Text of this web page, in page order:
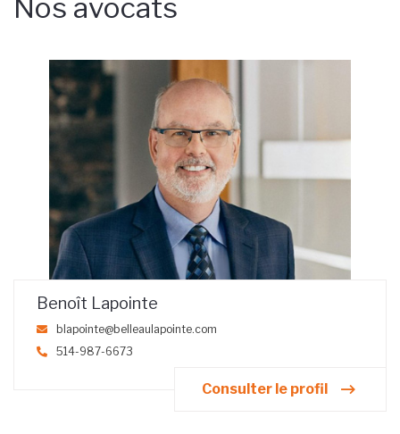
Nos avocats
Benoît Lapointe
blapointe@belleaulapointe.com
514-987-6673
Consulter le profil